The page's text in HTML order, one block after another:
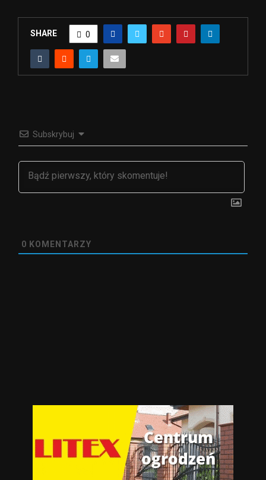
SHARE 0
Subskrybuj
0 KOMENTARZY